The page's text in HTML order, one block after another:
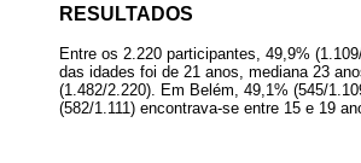
RESULTADOS
Entre os 2.220 participantes, 49,9%
das idades foi de 21 anos, mediana 23
(1.482/2.220). Em Belém, 49,1% (545/
(582/1.111) encontrava-se entre 15 e 19